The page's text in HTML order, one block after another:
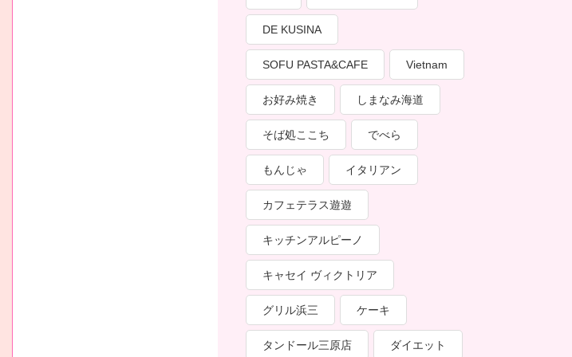
DE KUSINA
SOFU PASTA&CAFE Vietnam
お好み焼き しまなみ海道
そば処ここち でべら
もんじゃ イタリアン
カフェテラス遊遊
キッチンアルピーノ
キャセイ ヴィクトリア
グリル浜三 ケーキ
タンドール三原店 ダイエット